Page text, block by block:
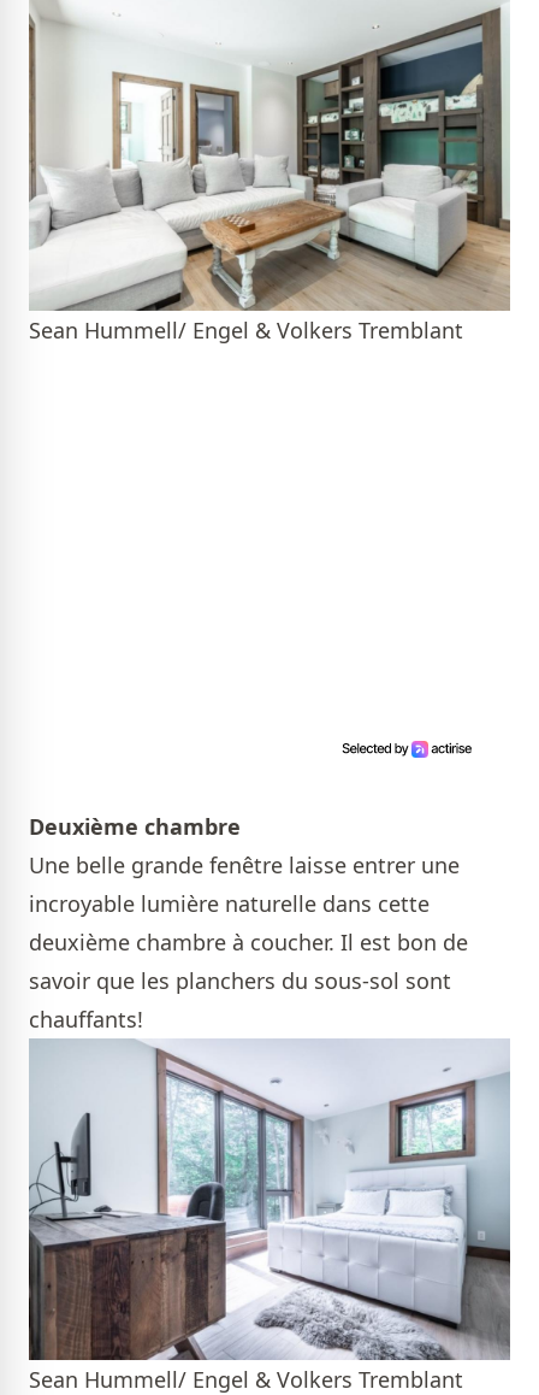
Sean Hummell/ Engel & Volkers Tremblant
Deuxième chambre
Une belle grande fenêtre laisse entrer une
incroyable lumière naturelle dans cette
deuxième chambre à coucher. Il est bon de
savoir que les planchers du sous-sol sont
chauffants!
Sean Hummell/ Engel & Volkers Tremblant